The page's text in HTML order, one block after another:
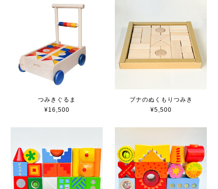
つみきぐるま
¥16,500
ブナのぬくもりつみき
¥5,500